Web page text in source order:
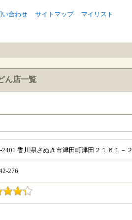
い合わせ サイトマップ マイリスト
ん店一覧
2401 香川県さぬき市津田町津田２１６１－２
276